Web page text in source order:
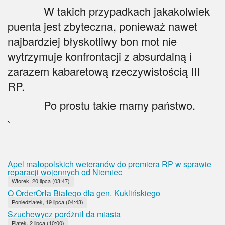
W takich przypadkach jakakolwiek
puenta jest zbyteczna, ponieważ nawet
najbardziej błyskotliwy bon mot nie
wytrzymuje konfrontacji z absurdalną i
zarazem kabaretową rzeczywistością III
RP.
Po prostu takie mamy państwo.
`
Apel małopolskich weteranów do premiera RP w sprawie
reparacji wojennych od Niemiec
Wtorek, 20 lipca (03:47)
O OrderOrła Białego dla gen. Kuklińskiego
Poniedziałek, 19 lipca (04:43)
Szuchewycz poróżnił da miasta
Piątek, 2 lipca (10:00)